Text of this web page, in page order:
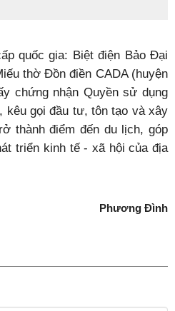
quốc gia: Biệt điện Bảo Đại
thờ Đồn điền CADA (huyện
chứng nhận Quyền sử dụng
kêu gọi đầu tư, tôn tạo và xây
thành điểm đến du lịch, góp
triển kinh tế - xã hội của địa
Phương Đình